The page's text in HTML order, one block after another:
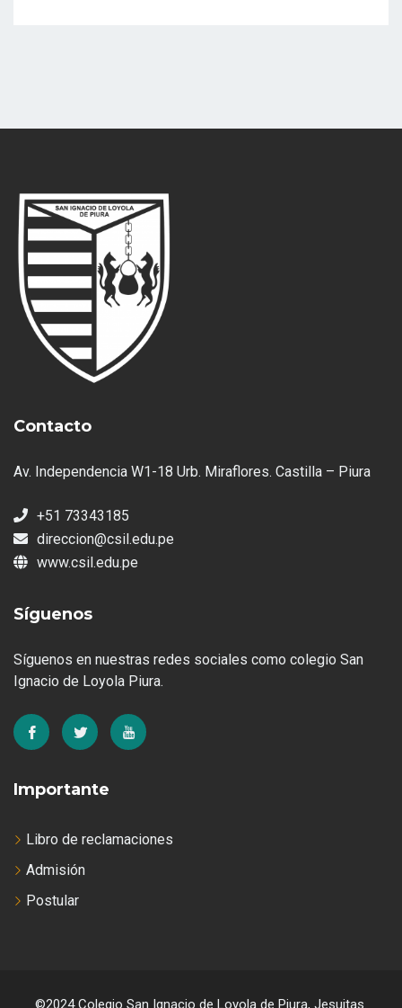
Contacto
Av. Independencia W1-18 Urb. Miraflores. Castilla – Piura
+51 73343185
direccion@csil.edu.pe
www.csil.edu.pe
Síguenos
Síguenos en nuestras redes sociales como colegio San
Ignacio de Loyola Piura.
Importante
Libro de reclamaciones
Admisión
Postular
©2024 Colegio San Ignacio de Loyola de Piura, Jesuitas.